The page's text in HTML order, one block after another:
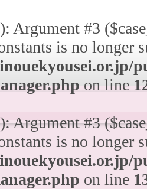
Argument #3
is no longer
on line
Argument #3
is no longer
on line